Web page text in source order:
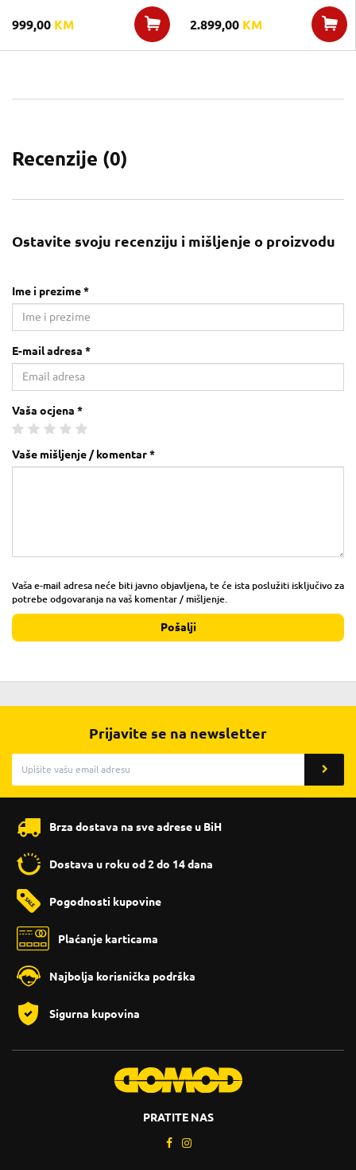
999,00 KM 2.899,00 KM
Recenzije (0)
Ostavite svoju recenziju i mišljenje o proizvodu
Ime i prezime *
E-mail adresa *
Vaša ocjena *
Vaše mišljenje / komentar *
Vaša e-mail adresa neće biti javno objavljena, te će ista poslužiti isključivo za
potrebe odgovaranja na vaš komentar / mišljenje.
Pošalji
Prijavite se na newsletter
Brza dostava na sve adrese u BiH
Dostava u roku od 2 do 14 dana
Pogodnosti kupovine
Plaćanje karticama
Najbolja korisnička podrška
Sigurna kupovina
PRATITE NAS